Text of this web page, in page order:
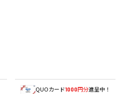
QUOカード1000円分進呈中！